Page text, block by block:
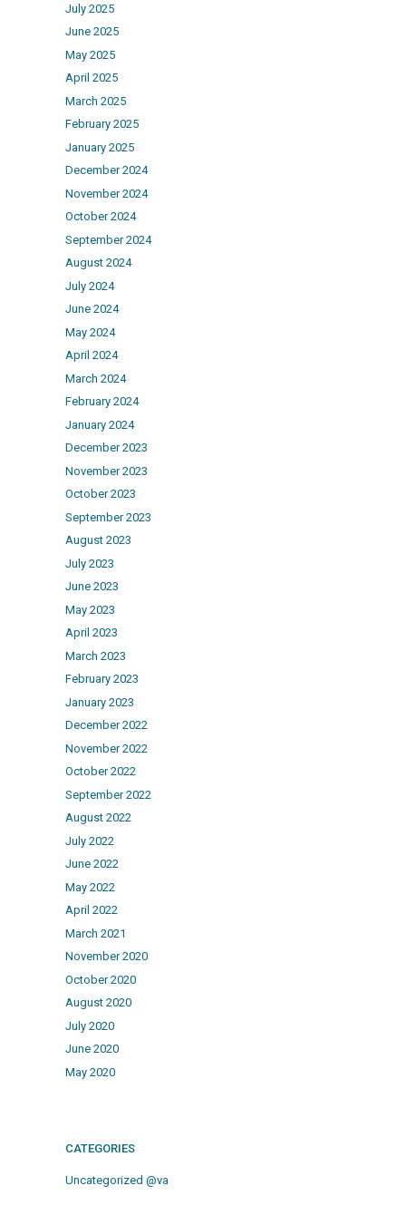
July 2025
June 2025
May 2025
April 2025
March 2025
February 2025
January 2025
December 2024
November 2024
October 2024
September 2024
August 2024
July 2024
June 2024
May 2024
April 2024
March 2024
February 2024
January 2024
December 2023
November 2023
October 2023
September 2023
August 2023
July 2023
June 2023
May 2023
April 2023
March 2023
February 2023
January 2023
December 2022
November 2022
October 2022
September 2022
August 2022
July 2022
June 2022
May 2022
April 2022
March 2021
November 2020
October 2020
August 2020
July 2020
June 2020
May 2020
CATEGORIES
Uncategorized @va